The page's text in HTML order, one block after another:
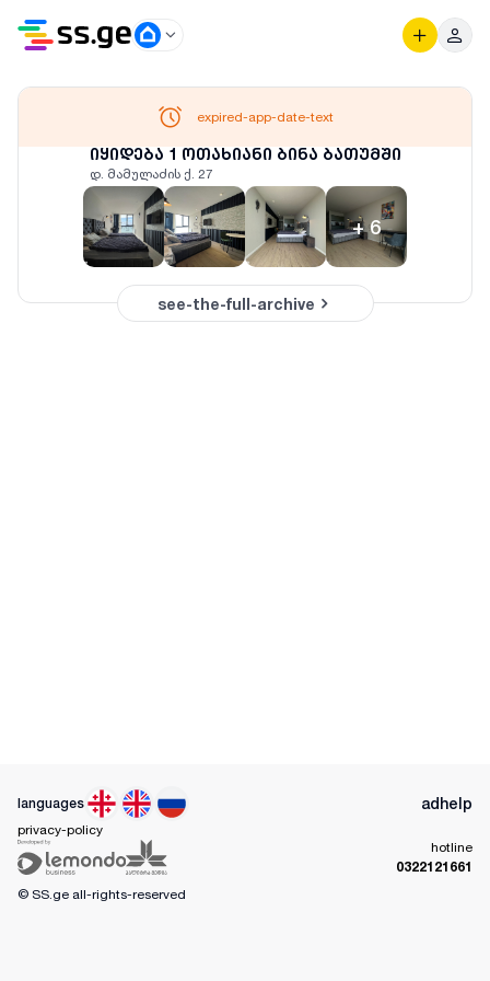
იყიდება 1 ოთახიანი ბინა ბათუმში
დ. მამულაძის ქ. 27
+6
expired-app-date-text
see-the-full-archive
languages adhelp
privacy-policy
hotline
0322121661
© SS.ge all-rights-reserved